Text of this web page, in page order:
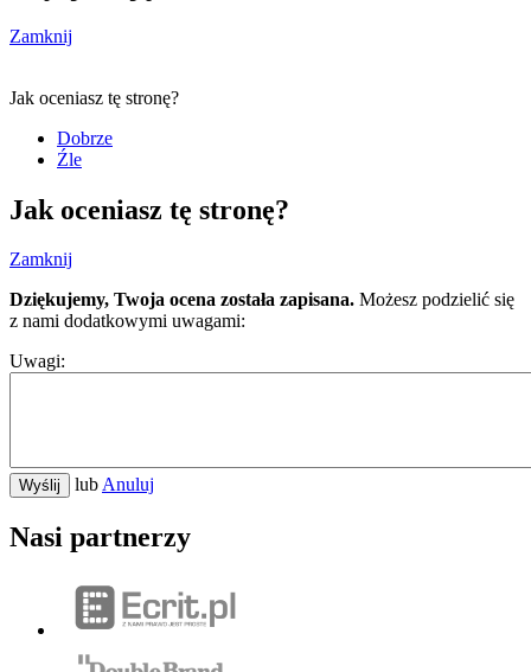
Zamknij
Jak oceniasz tę stronę?
Dobrze
Źle
Jak oceniasz tę stronę?
Zamknij
Dziękujemy, Twoja ocena została zapisana. Możesz podzielić się
z nami dodatkowymi uwagami:
Uwagi:
Wyślij lubAnuluj
Nasi partnerzy